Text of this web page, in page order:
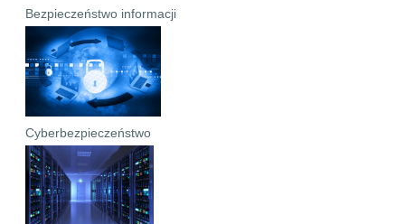
Bezpieczeństwo informacji
Cyberbezpieczeństwo